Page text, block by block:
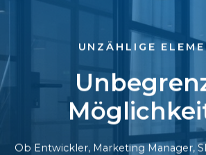
UNZÄHLIGE
Ob Entwickler, Marketing Manager,